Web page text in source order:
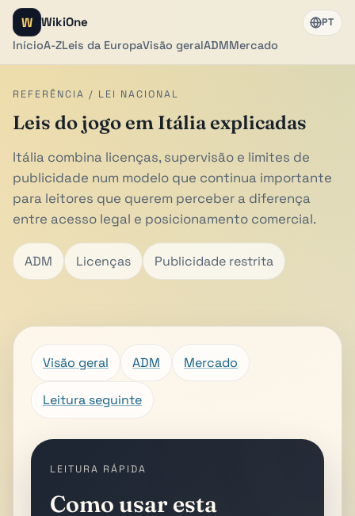
W WikiOne
InícioA-ZLeis da EuropaVisão geralADMMercado
PT
REFERÊNCIA / LEI NACIONAL
Leis do jogo em Itália explicadas
Itália combina licenças, supervisão e limites de
publicidade num modelo que continua importante
para leitores que querem perceber a diferença
entre acesso legal e posicionamento comercial.
ADM Licenças Publicidade restrita
Visão geral ADM Mercado
Leitura seguinte
LEITURA RÁPIDA
Como usar esta